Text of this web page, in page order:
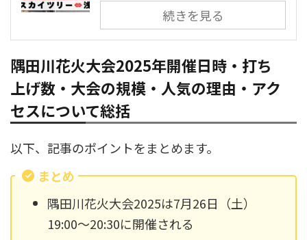
続きを見る
隅田川花火大会2025年開催日時・打ち
上げ数・大会の規模・人気の理由・アク
セスについて総括
以下、記事のポイントをまとめます。
まとめ
隅田川花火大会2025は7月26日（土）
19:00～20:30に開催される